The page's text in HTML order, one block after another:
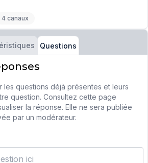
4 canaux
Questions
les questions déjà présentes et leurs
question. Consultez cette page
la réponse. Elle ne sera publiée
par un modérateur.